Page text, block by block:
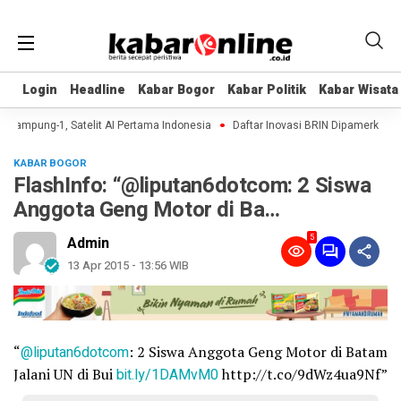
Login Headline Kabar Bogor Kabar Politik Kabar Wisata
Login Headline Kabar Bogor Kabar Politik Kabar Wisata
1, Satelit AI Pertama Indonesia Daftar Inovasi BRIN Dipamerkan ke
KABAR BOGOR
FlashInfo: “@liputan6dotcom: 2 Siswa
Anggota Geng Motor di Ba…
Admin
13 Apr 2015 - 13:56 WIB
5
“@liputan6dotcom: 2 Siswa Anggota Geng Motor di Batam
Jalani UN di Buibit.ly/1DAMvM0http://t.co/9dWz4ua9Nf”